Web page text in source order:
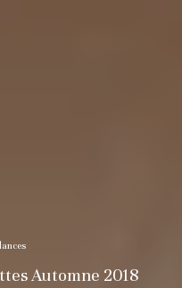
Automne 2018